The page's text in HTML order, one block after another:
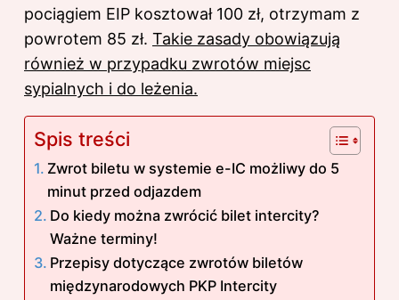
pociągiem EIP kosztował 100 zł, otrzymam z
powrotem 85 zł. Takie zasady obowiązują
również w przypadku zwrotów miejsc
sypialnych i do leżenia.
Spis treści
Zwrot biletu w systemie e-IC możliwy do 5
minut przed odjazdem
Do kiedy można zwrócić bilet intercity?
Ważne terminy!
Przepisy dotyczące zwrotów biletów
międzynarodowych PKP Intercity